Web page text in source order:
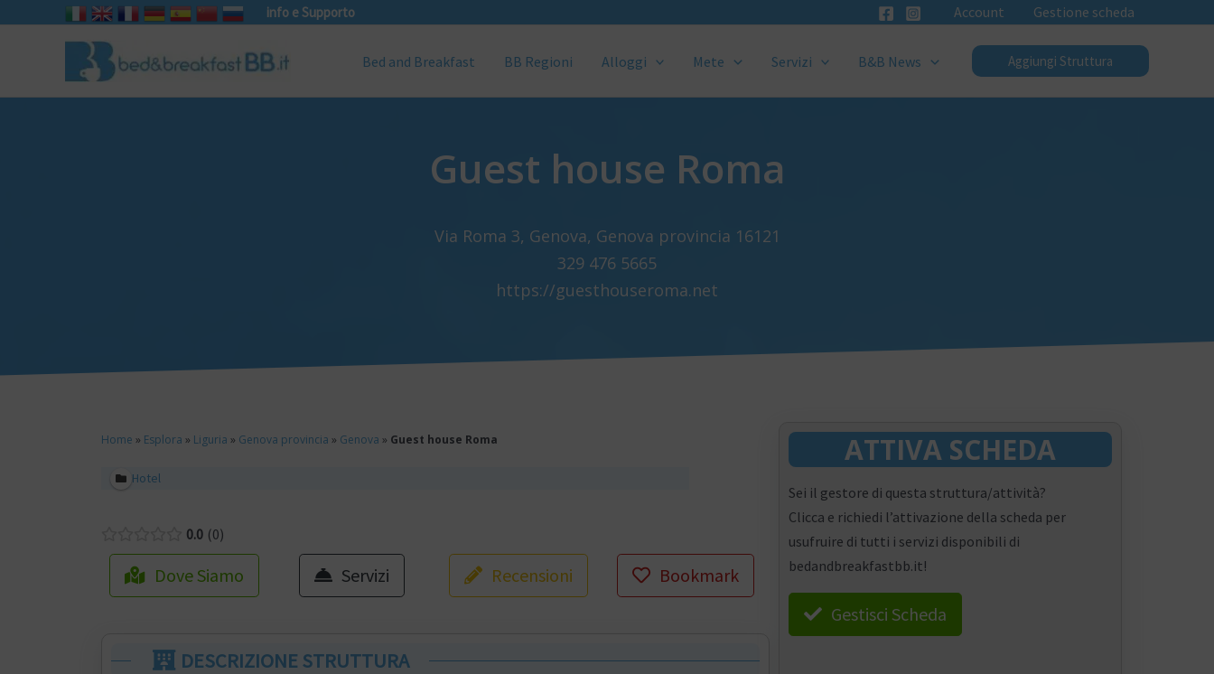
info e Supporto Account Gestione scheda
Bed and Breakfast BB Regioni Alloggi Mete Servizi B&B News Aggiungi Struttura
Guest house Roma
Via Roma 3, Genova, Genova provincia 16121
329 476 5665
https://guesthouseroma.net
Home » Esplora » Liguria » Genova provincia » Genova » Guest house Roma
Hotel
0.0 0
Dove Siamo Servizi Recensioni Bookmark
DESCRIZIONE STRUTTURA
ATTIVA SCHEDA
Sei il gestore di questa struttura/attività?
Clicca e richiedi l’attivazione della scheda per
usufruire di tutti i servizi disponibili di
bedandbreakfastbb.it!
Gestisci Scheda